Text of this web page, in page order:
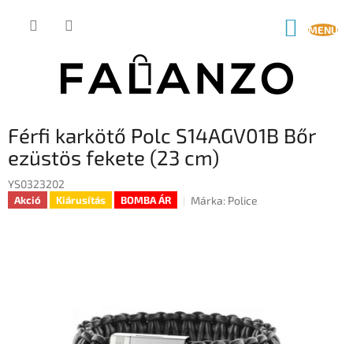
KOSÁR
Férfi karkötő Polc S14AGV01B Bőr
ezüstös fekete (23 cm)
YS0323202
Akció Kiárusítás BOMBA ÁR Márka: Police